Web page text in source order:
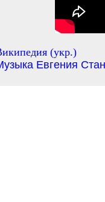
(укр.)
Евгения